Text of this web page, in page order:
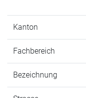
Kanton
Fachbereich
Bezeichnung